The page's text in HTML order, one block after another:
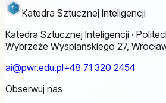
Katedra Sztucznej Inteligencji
Katedra Sztucznej Inteligencji ·
Wybrzeże Wyspiańskiego 27,
ai@pwr.edu.pl+48 71 320 2454
Obserwuj nas